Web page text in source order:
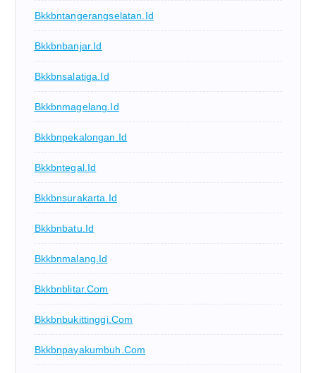
Bkkbntangerangselatan.id
Bkkbnbanjar.id
Bkkbnsalatiga.id
Bkkbnmagelang.id
Bkkbnpekalongan.id
Bkkbntegal.id
Bkkbnsurakarta.id
Bkkbnbatu.id
Bkkbnmalang.id
Bkkbnblitar.com
Bkkbnbukittinggi.com
Bkkbnpayakumbuh.com